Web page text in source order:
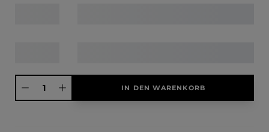
Produkt Anzahl: Gib den gewünschten Wert ein oder benutze die
IN DEN WARENKORB